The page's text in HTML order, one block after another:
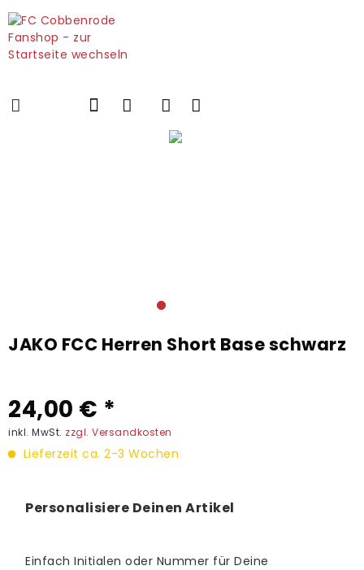
JAKO FCC Herren Short Base schwarz
24,00 € *
inkl. MwSt. zzgl. Versandkosten
Lieferzeit ca. 2-3 Wochen
Personalisiere Deinen Artikel
Einfach Initialen oder Nummer für Deine